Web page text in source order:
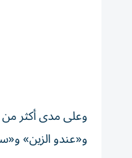
وعلى مدى أكثر
و«عندو الزين»